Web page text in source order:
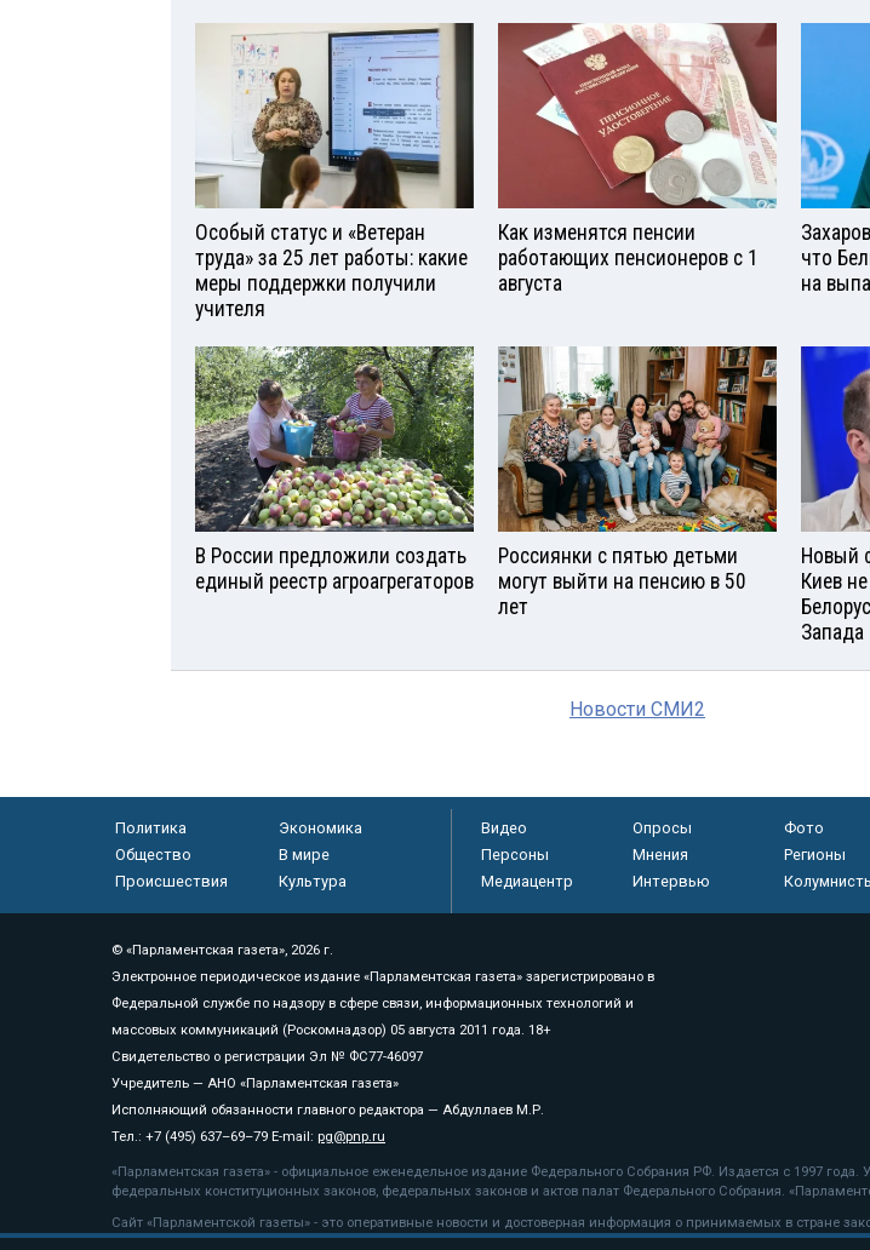
Особый статус и «Ветеран
труда» за 25 лет работы: какие
меры поддержки получили
учителя
Как изменятся пенсии
работающих пенсионеров с 1
августа
что
на
В России предложили создать
единый реестр агроагрегаторов
Россиянки с пятью детьми
могут выйти на пенсию в 50
лет
Новый
Киев
Запада
Новости СМИ2
Политика
Экономика
Общество
В мире
Происшествия
Культура
Видео Опросы
Фото
Персоны
Мнения
Регионы
Медиацентр
Интервью
© «Парламентская газета», 2026 г.
Электронное периодическое издание «Парламентская газета» зарегистрировано в
Федеральной службе по надзору в сфере связи, информационных технологий и
массовых коммуникаций (Роскомнадзор) 05 августа 2011 года. 18+
Свидетельство о регистрации Эл № ФС77-46097
Учредитель — АНО «Парламентская газета»
Исполняющий обязанности главного редактора — Абдуллаев М.Р.
Тел.: +7 (495) 637–69–79 E-mail: pg@pnp.ru
«Парламентская газета» - официальное еженедельное издание Федерального Собрания РФ. Издается с 1997
федеральных конституционных законов, федеральных законов и актов палат Федерального Собрания.
Сайт «Парламентской газеты» - это оперативные новости и достоверная информация о принимаемых в стране
«Парламентской газеты» активная ссылка на pnp.ru обязательна.